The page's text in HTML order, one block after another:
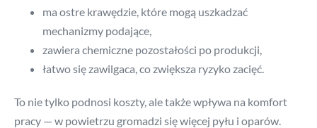
ma ostre krawędzie, które mogą uszkadzać
mechanizmy podające,
zawiera chemiczne pozostałości po produkcji,
łatwo się zawilgaca, co zwiększa ryzyko zacięć.
To nie tylko podnosi koszty, ale także wpływa na komfort
pracy — w powietrzu gromadzi się więcej pyłu i oparów.